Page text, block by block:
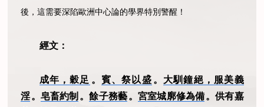
後，這需要深陷歐洲中心論的學界特別警醒！
經文：
成年，穀足 。 賓、祭以盛 。 大馴鐘絕，服美義
淫。 皂畜約制 。餘子務藝。宮室城廓修為備。供有嘉